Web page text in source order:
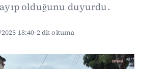
olduğunu duyurdu.
18:40·2 dk okuma